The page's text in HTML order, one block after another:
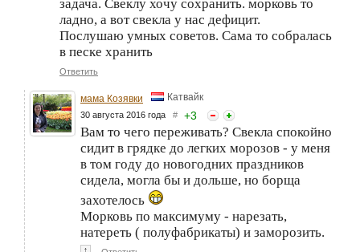
задача. Свеклу хочу сохранить. морковь то
ладно, а вот свекла у нас дефицит.
Послушаю умных советов. Сама то собралась
в песке хранить
Ответить
мама Козявки Катвайк
30 августа 2016 года # +3
Вам то чего переживать? Свекла спокойно
сидит в грядке до легких морозов - у меня
в том году до новогодних праздников
сидела, могла бы и дольше, но борща
захотелось
Морковь по максимуму - нарезать,
натереть ( полуфабрикаты) и заморозить.
↑